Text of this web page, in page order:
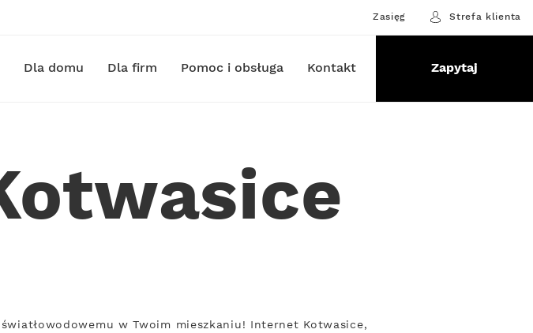
Zasięg Strefa klienta
Dla domu Dla firm Pomoc i obsługa Kontakt Zapytaj
w Twoim mieszkaniu! Internet Kotwasice,